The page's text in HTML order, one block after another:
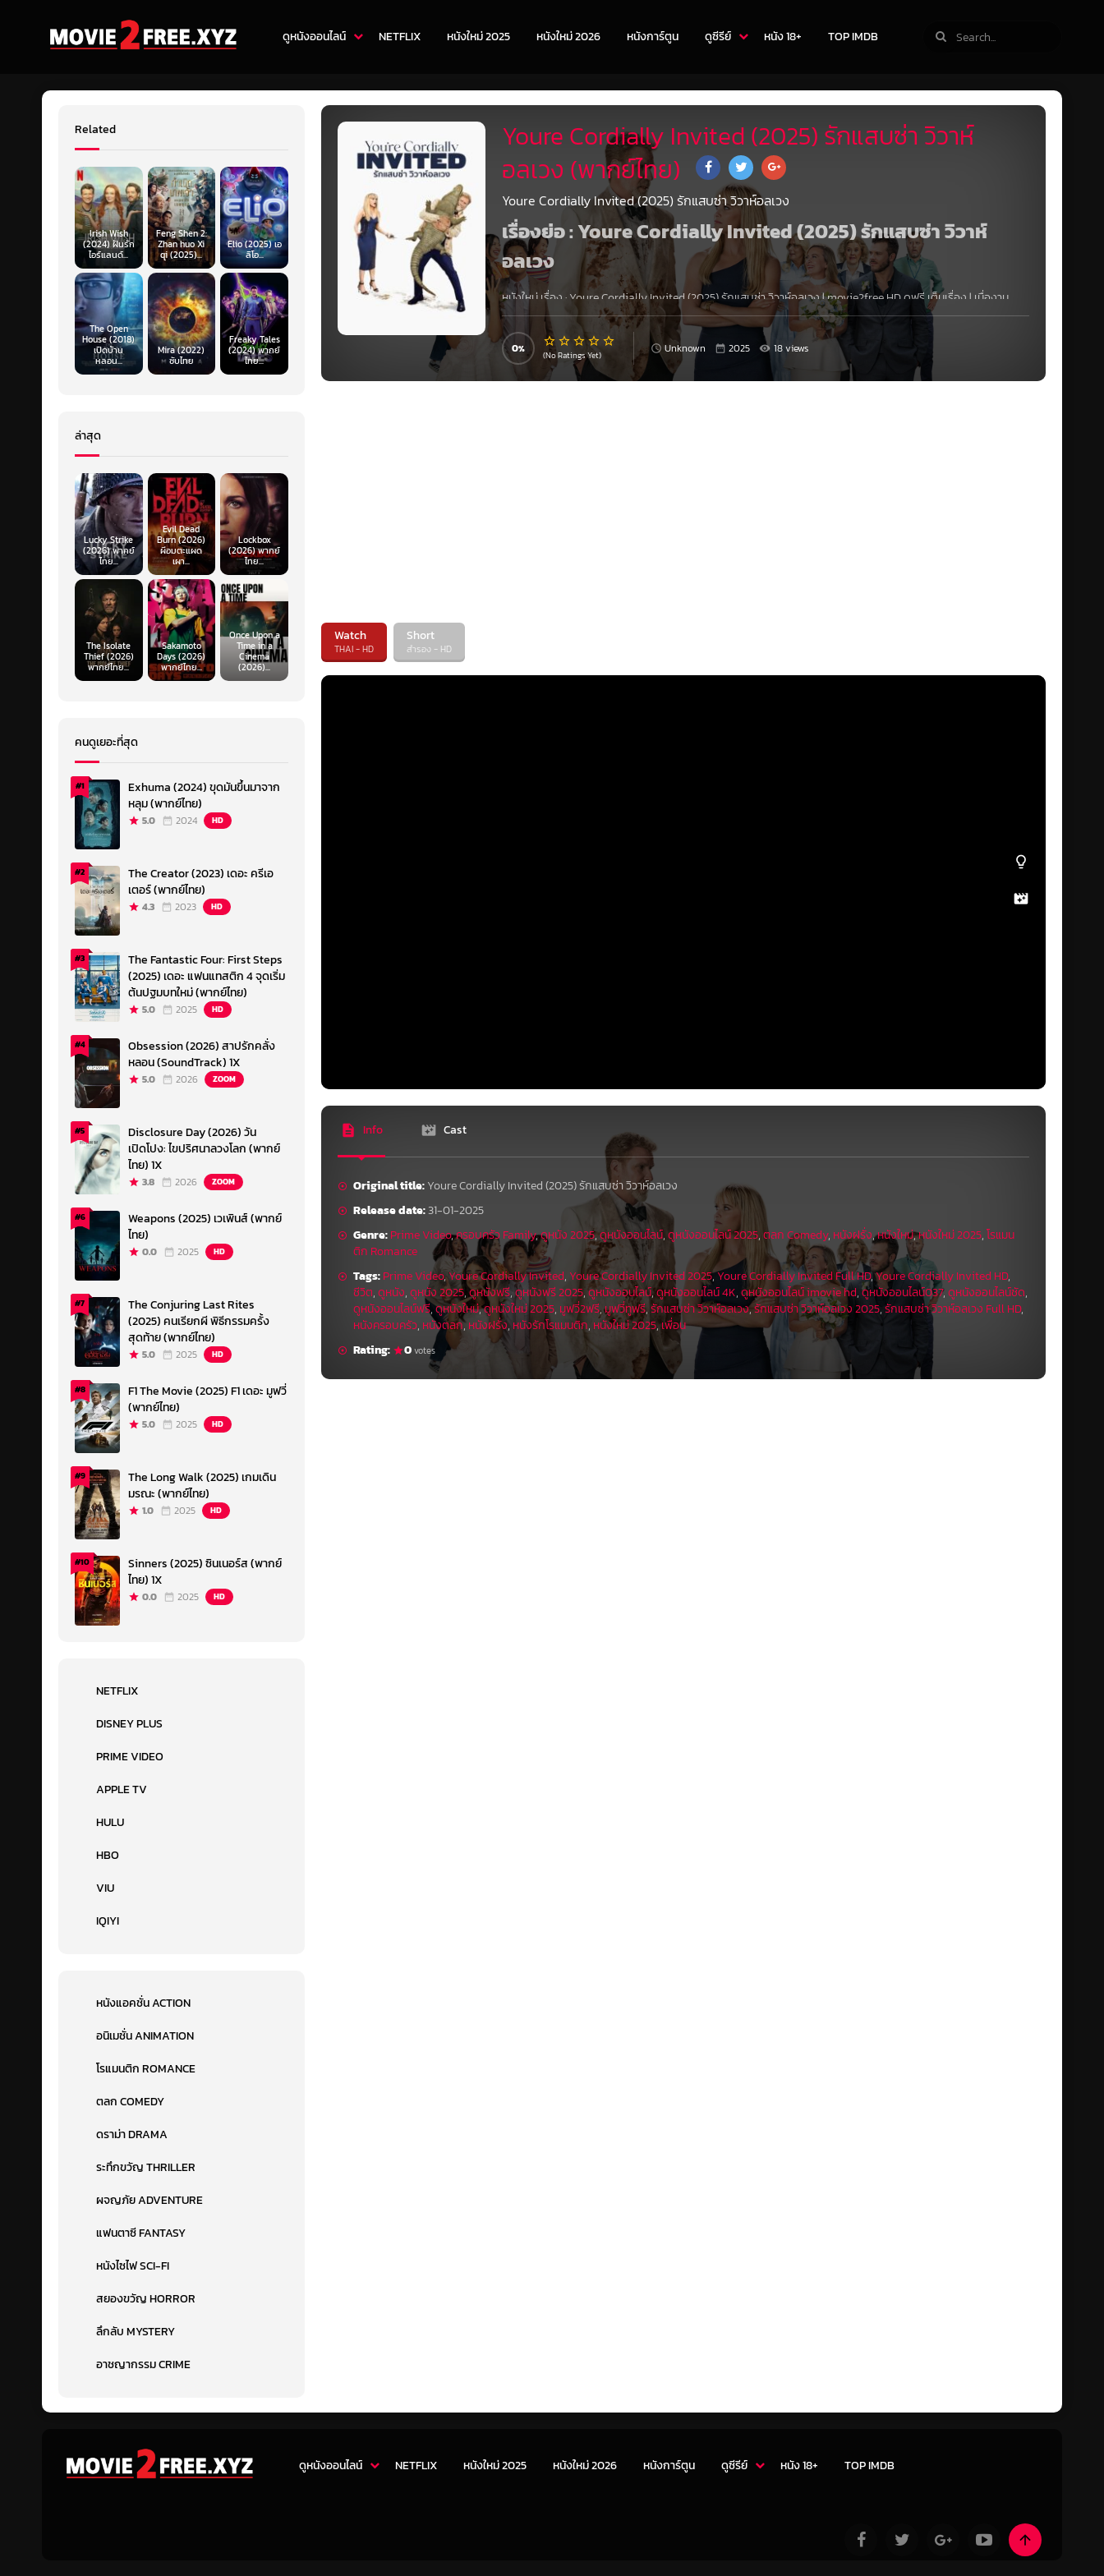
ดูหนังออนไลน์ NETFLIX หนังใหม่ 2025 หนังใหม่ 2026 หนังการ์ตูน ดูซีรีย์ หนัง 18+ TOP IMDB
Youre Cordially Invited (2025) รักแสบซ่า วิวาห์
อลเวง (พากย์ไทย)
Youre Cordially Invited (2025) รักแสบซ่า วิวาห์อลเวง
เรื่องย่อ : Youre Cordially Invited (2025) รักแสบซ่า วิวาห์
อลเวง
หนังใหม่ เรื่อง:Youre Cordially Invited (2025) รักแสบซ่า วิวาห์อลเวง|movie2freeHD ดูฟรี เต็มเรื่อง | เมื่องาน
แต่งงานสองงานบังเอิญจองวันและสถานที่เดียวกัน ทั้งสองฝ่ายจึงต้องเจอกับความท้าทายในการรักษาช่วงเวลาพิเศษ
ของครอบครัวเอาไว้ ในสงครามช่วงชิงสุดฮา พ่อเจ้าสาวฝั่งหนึ่ง กับพี่เจ้าสาวอีกฝั่งหนึ่ง ต้องต่อสู้กันอย่างสับสน
อลหม่านเพื่อปกป้องงานฉลองอันน่าประทับใจไว้ให้กับคนที่พวกเขารัก
0 (No Ratings Yet) Unknown 2025 18 views
Watch
THAI - HD
Short
สำรอง - HD
Info Cast
Original title:Youre Cordially Invited (2025) รักแสบซ่า วิวาห์อลเวง
Release date:31-01-2025
Genre:Prime Video,ครอบครัว Family,ดูหนัง 2025,ดูหนังออนไลน์,ดูหนังออนไลน์ 2025,ตลก Comedy, หนังฝรั่ง,หนังใหม่,หนังใหม่ 2025,โรแมน
ติก Romance
Tags:Prime Video,Youre Cordially Invited, Youre Cordially Invited 2025,Youre Cordially Invited Full HD,Youre Cordially Invited HD,
ชีวิต,ดูหนัง,ดูหนัง 2025,ดูหนังฟรี,ดูหนังฟรี 2025,ดูหนังออนไลน์,ดูหนังออนไลน์ 4K,ดูหนังออนไลน์ imovie hd,ดูหนังออนไลน์037,ดูหนังออนไลน์ชัด,
ดูหนังออนไลน์ฟรี,ดูหนังใหม่,ดูหนังใหม่ 2025, มูฟวี่2ฟรี,มูฟวี่ทูฟรี,รักแสบซ่า วิวาห์อลเวง,รักแสบซ่า วิวาห์อลเวง 2025,รักแสบซ่า วิวาห์อลเวง Full HD,
หนังครอบครัว, หนังตลก,หนังฝรั่ง, หนังรักโรแมนติก, หนังใหม่ 2025,เพื่อน
Rating:
0votes
Related
Irish Wish
(2024) ฝันรัก
ไอร์แลนด์...
Feng Shen 2:
Zhan huo Xi
qi (2025)...
Elio (2025) เอ
ลิโอ...
The Open
House (2018)
เปิดบ้าน
หลอน...
Mira (2022)
ซับไทย
Freaky Tales
(2024) พากย์
ไทย...
ล่าสุด
Lucky Strike
(2026) พากย์
ไทย...
Evil Dead
Burn (2026)
ผีอมตะแผด
เผา...
Lockbox
(2026) พากย์
ไทย...
The Isolate
Thief (2026)
พากย์ไทย...
Sakamoto
Days (2026)
พากย์ไทย...
Once Upon a
Time in a
Cinema
(2026)...
คนดูเยอะที่สุด
#1
Exhuma (2024) ขุดมันขึ้นมาจาก
หลุม (พากย์ไทย)
5.0 2024 HD
#2
The Creator (2023) เดอะ ครีเอ
เตอร์ (พากย์ไทย)
4.3 2023 HD
#3
The Fantastic Four: First Steps
(2025) เดอะ แฟนแทสติก 4 จุดเริ่ม
ต้นปฐมบทใหม่ (พากย์ไทย)
5.0 2025 HD
#4
Obsession (2026) สาปรักคลั่ง
หลอน (SoundTrack) 1X
5.0 2026 ZOOM
#5
Disclosure Day (2026) วัน
เปิดโปง: ไขปริศนาลวงโลก (พากย์
ไทย) 1X
3.8 2026 ZOOM
#6
Weapons (2025) เวเพินส์ (พากย์
ไทย)
0.0 2025 HD
#7
The Conjuring Last Rites
(2025) คนเรียกผี พิธีกรรมครั้ง
สุดท้าย (พากย์ไทย)
5.0 2025 HD
#8
F1 The Movie (2025) F1 เดอะ มูฟวี่
(พากย์ไทย)
5.0 2025 HD
#9
The Long Walk (2025) เกมเดิน
มรณะ (พากย์ไทย)
1.0 2025 HD
#10
Sinners (2025) ซินเนอร์ส (พากย์
ไทย) 1X
0.0 2025 HD
NETFLIX
DISNEY PLUS
PRIME VIDEO
APPLE TV
HULU
HBO
VIU
IQIYI
หนังแอคชั่น ACTION
อนิเมชั่น ANIMATION
โรแมนติก ROMANCE
ตลก COMEDY
ดราม่า DRAMA
ระทึกขวัญ THRILLER
ผจญภัย ADVENTURE
แฟนตาซี FANTASY
หนังไซไฟ SCI-FI
สยองขวัญ HORROR
ลึกลับ MYSTERY
อาชญากรรม CRIME
ดูหนังออนไลน์ NETFLIX หนังใหม่ 2025 หนังใหม่ 2026 หนังการ์ตูน ดูซีรีย์ หนัง 18+ TOP IMDB